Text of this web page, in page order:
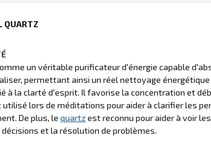
QUARTZ
un véritable purificateur d'énergie capable
permettant ainsi un réel nettoyage
à la clarté d'esprit. Il favorise la concentration et
lors de méditations pour aider à clarifier les
De plus, le quartzest reconnu pour aider à voir
et la résolution de problèmes.